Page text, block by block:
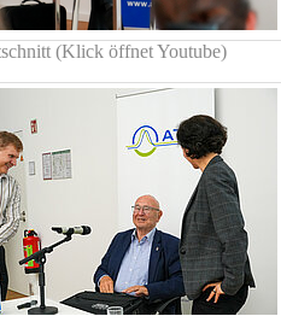
(Klick öffnet Youtube)